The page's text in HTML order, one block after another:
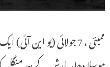
ممبئی ، 7 جولائی (یو